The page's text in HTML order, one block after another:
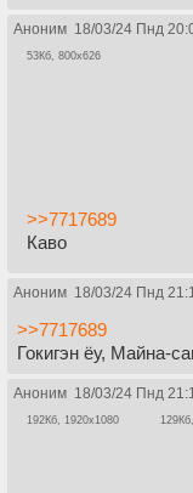
Аноним 18/03/24 Пнд
53Кб, 800x626
>>7717689
Каво
Аноним 18/03/24 Пнд
>>7717689
Гокигэн ёу, Майна-
Аноним 18/03/24 Пнд
192Кб, 1920x1080